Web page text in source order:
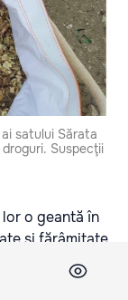
satului Sărata
Suspecţii
o geantă în
și fărâmițate